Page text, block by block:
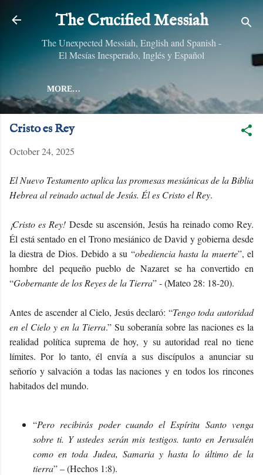
Skip to main content
The Crucified Messiah
The Unexpected Messiah, English and Spanish -
El Mesías Inesperado, Inglés y Español
MORE…
Cristo es Rey
October 24, 2025
El Nuevo Testamento aplica las promesas mesiánicas de la Biblia
Hebrea al reinado actual de Jesús. Él es Cristo el Rey.
¡Cristo es Rey! Desde su ascensión, Jesús ha reinado como Rey.
Él está sentado en el Trono mesiánico de David y gobierna desde
la diestra de Dios. Debido a su “obediencia hasta la muerte”, el
hombre del pequeño pueblo de Nazaret se ha convertido en
“Gobernante de los Reyes de la Tierra” - (Mateo 28: 18-20).
Antes de ascender al Cielo, Jesús declaró: “Tengo toda autoridad
en el Cielo y en la Tierra.” Su soberanía sobre las naciones es la
realidad política suprema de hoy, y su autoridad real no tiene
límites. Por lo tanto, él envía a sus discípulos a anunciar su
señorío y salvación a todas las naciones y en todos los rincones
habitados del mundo.
“Pero recibirás poder cuando el Espíritu Santo venga
sobre ti. Y ustedes serán mis testigos. tanto en Jerusalén
como en toda Judea, Samaria y hasta lo último de la
tierra” – (Hechos 1:8).